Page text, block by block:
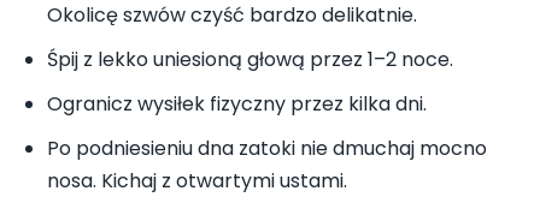
Okolicę szwów czyść bardzo delikatnie.
Śpij z lekko uniesioną głową przez 1–2 noce.
Ogranicz wysiłek fizyczny przez kilka dni.
Po podniesieniu dna zatoki nie dmuchaj mocno
nosa. Kichaj z otwartymi ustami.